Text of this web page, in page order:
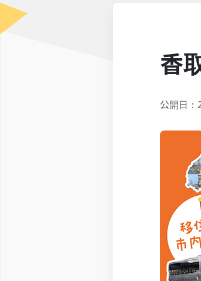
香
公開日：